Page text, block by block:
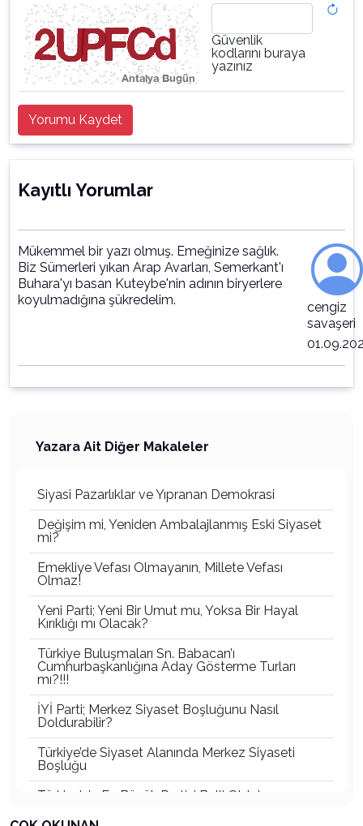
Güvenlik
kodlarını buraya
yazınız
Yorumu Kaydet
Kayıtlı Yorumlar
Mükemmel bir yazı olmuş. Emeğinize sağlık.
Biz Sümerleri yıkan Arap Avarları, Semerkant'ı
Buhara'yı basan Kuteybe'nin adının biryerlere
koyulmadığına şükredelim.
cengiz
savaşeri
Yazara Ait Diğer Makaleler
Siyasi Pazarlıklar ve Yıpranan Demokrasi
Değişim mi, Yeniden Ambalajlanmış Eski Siyaset
mi?
Emekliye Vefası Olmayanın, Millete Vefası
Olmaz!
Yeni Parti; Yeni Bir Umut mu, Yoksa Bir Hayal
Kırıklığı mı Olacak?
Türkiye Buluşmaları Sn. Babacan’ı
Cumhurbaşkanlığına Aday Gösterme Turları
mı?!!!
İYİ Parti; Merkez Siyaset Boşluğunu Nasıl
Doldurabilir?
Türkiye’de Siyaset Alanında Merkez Siyaseti
Boşluğu
Türkiye’nin En Büyük Partisi Belli Oldu!